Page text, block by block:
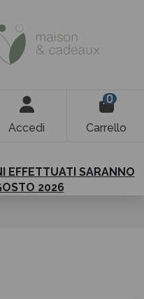
Accedi
0
Carrello
EFFETTUATI SARANNO
2026